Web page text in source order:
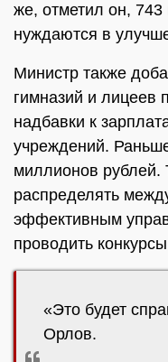
же, отметил он, 743
нуждаются в
Министр также
гимназий и лицеев
надбавки к
учреждений.
миллионов рублей.
распределять
эффективным
проводить
«Это будет
Орлов.